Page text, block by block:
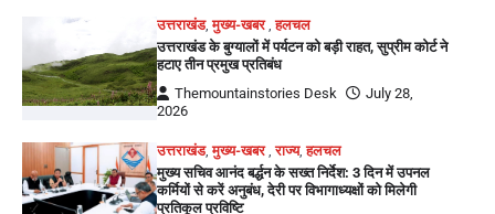
उत्तराखंड,मुख्य-खबर ,हलचल
उत्तराखंड के बुग्यालों में पर्यटन को बड़ी राहत, सुप्रीम कोर्ट ने
हटाए तीन प्रमुख प्रतिबंध
Themountainstories Desk
July 28,
2026
उत्तराखंड,मुख्य-खबर ,राज्य,हलचल
मुख्य सचिव आनंद बर्द्धन के सख्त निर्देश: 3 दिन में उपनल
कर्मियों से करें अनुबंध, देरी पर विभागाध्यक्षों को मिलेगी
प्रतिकूल प्रविष्टि